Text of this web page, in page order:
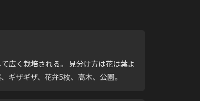
広く栽培される。 見分け方は花は葉よ
ギザギザ、花弁5枚、高木、公園。